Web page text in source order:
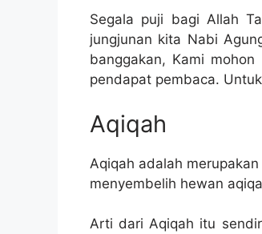
Segala puji bagi Allah
jungjunan kita Nabi
banggakan, Kami
pendapat pembaca.
Aqiqah
Aqiqah adalah
menyembelih hewan
Arti dari Aqiqah itu